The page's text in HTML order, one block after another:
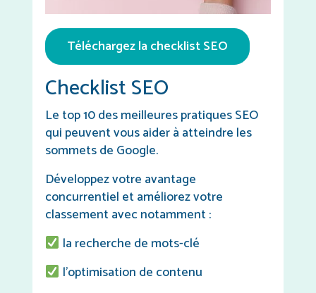
Téléchargez la checklist SEO
Checklist SEO
Le top 10 des meilleures pratiques SEO
qui peuvent vous aider à atteindre les
sommets de Google.
Développez votre avantage
concurrentiel et améliorez votre
classement avec notamment :
la recherche de mots-clé
l’optimisation de contenu